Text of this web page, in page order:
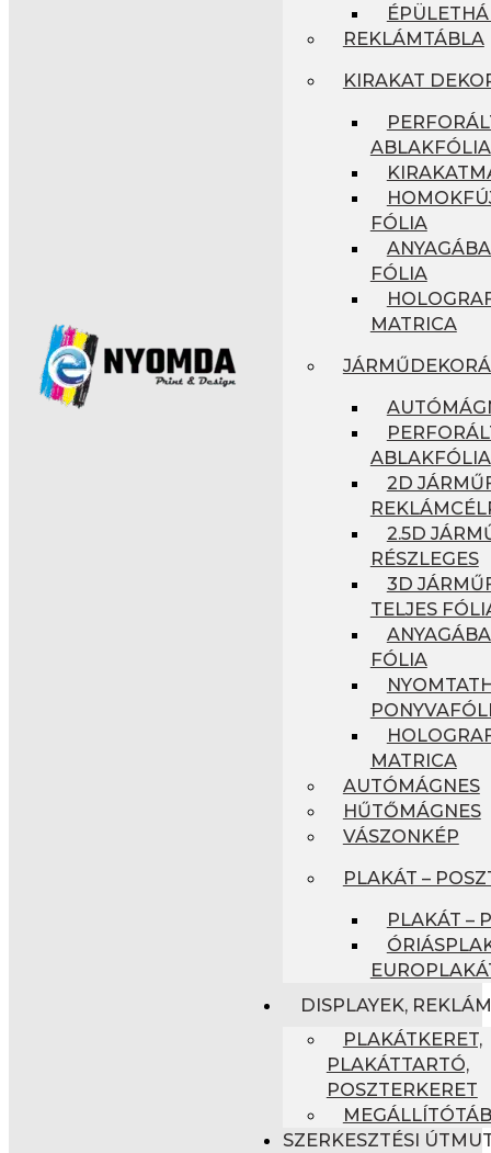
REKLÁMTÁBLA
KIRAKAT
ABLAKFÓLIA
FÓLIA
FÓLIA
MATRICA
ABLAKFÓLIA
2D
2.5D
RÉSZLEGES
3D
TELJES
FÓLIA
MATRICA
AUTÓMÁGNES
HŰTŐMÁGNES
VÁSZONKÉP
PLAKÁT –
PLAKÁT –
DISPLAYEK,
PLAKÁTKERET,
PLAKÁTTARTÓ,
POSZTERKERET
SZERKESZTÉSI